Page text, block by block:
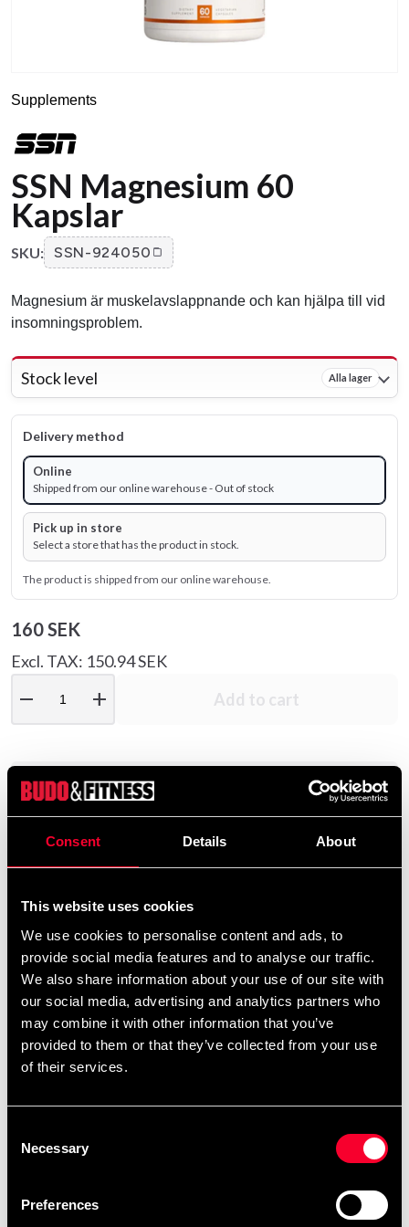
Consent Details About
This website uses cookies
We use cookies to personalise content and ads, to
provide social media features and to analyse our traffic.
We also share information about your use of our site with
our social media, advertising and analytics partners who
may combine it with other information that you’ve
provided to them or that they’ve collected from your use
of their services.
Selection
Necessary
Preferences
Supplements
SSN Magnesium 60
Kapslar
SKU: SSN-924050
Magnesium är muskelavslappnande och kan hjälpa till vid
insomningsproblem.
Stock level Alla lager
Delivery method
Online
Shipped from our online warehouse - Out of stock
Pick up in store
Select a store that has the product in stock.
The product is shipped from our online warehouse.
160 SEK
Excl. TAX: 150.94 SEK
remove add Add to cart
Product information
Magnesium är ett kosttillskott som innehåller
Magnesium bisglycinat. Detta är ett viktigt kosttillskott
att upp till 70 – 80% dessa lider av magnesium.
Anledningen är att när vi aktiverar oss och tränar hårt
svettas vi mer och då utsöndras just magnesium så ett
regelbundet tillskott behövs för att inte riskera brist på
dessa ämnen.
Magnesium är muskelavslappnande och kan hjälpa till
vid insomningsproblem. Det kan göra så du slappnar av
Studier har även visat att magnesium bidrar till en bättre
djupsömn och resulterar i att du sover bättre och
immunförsvar.